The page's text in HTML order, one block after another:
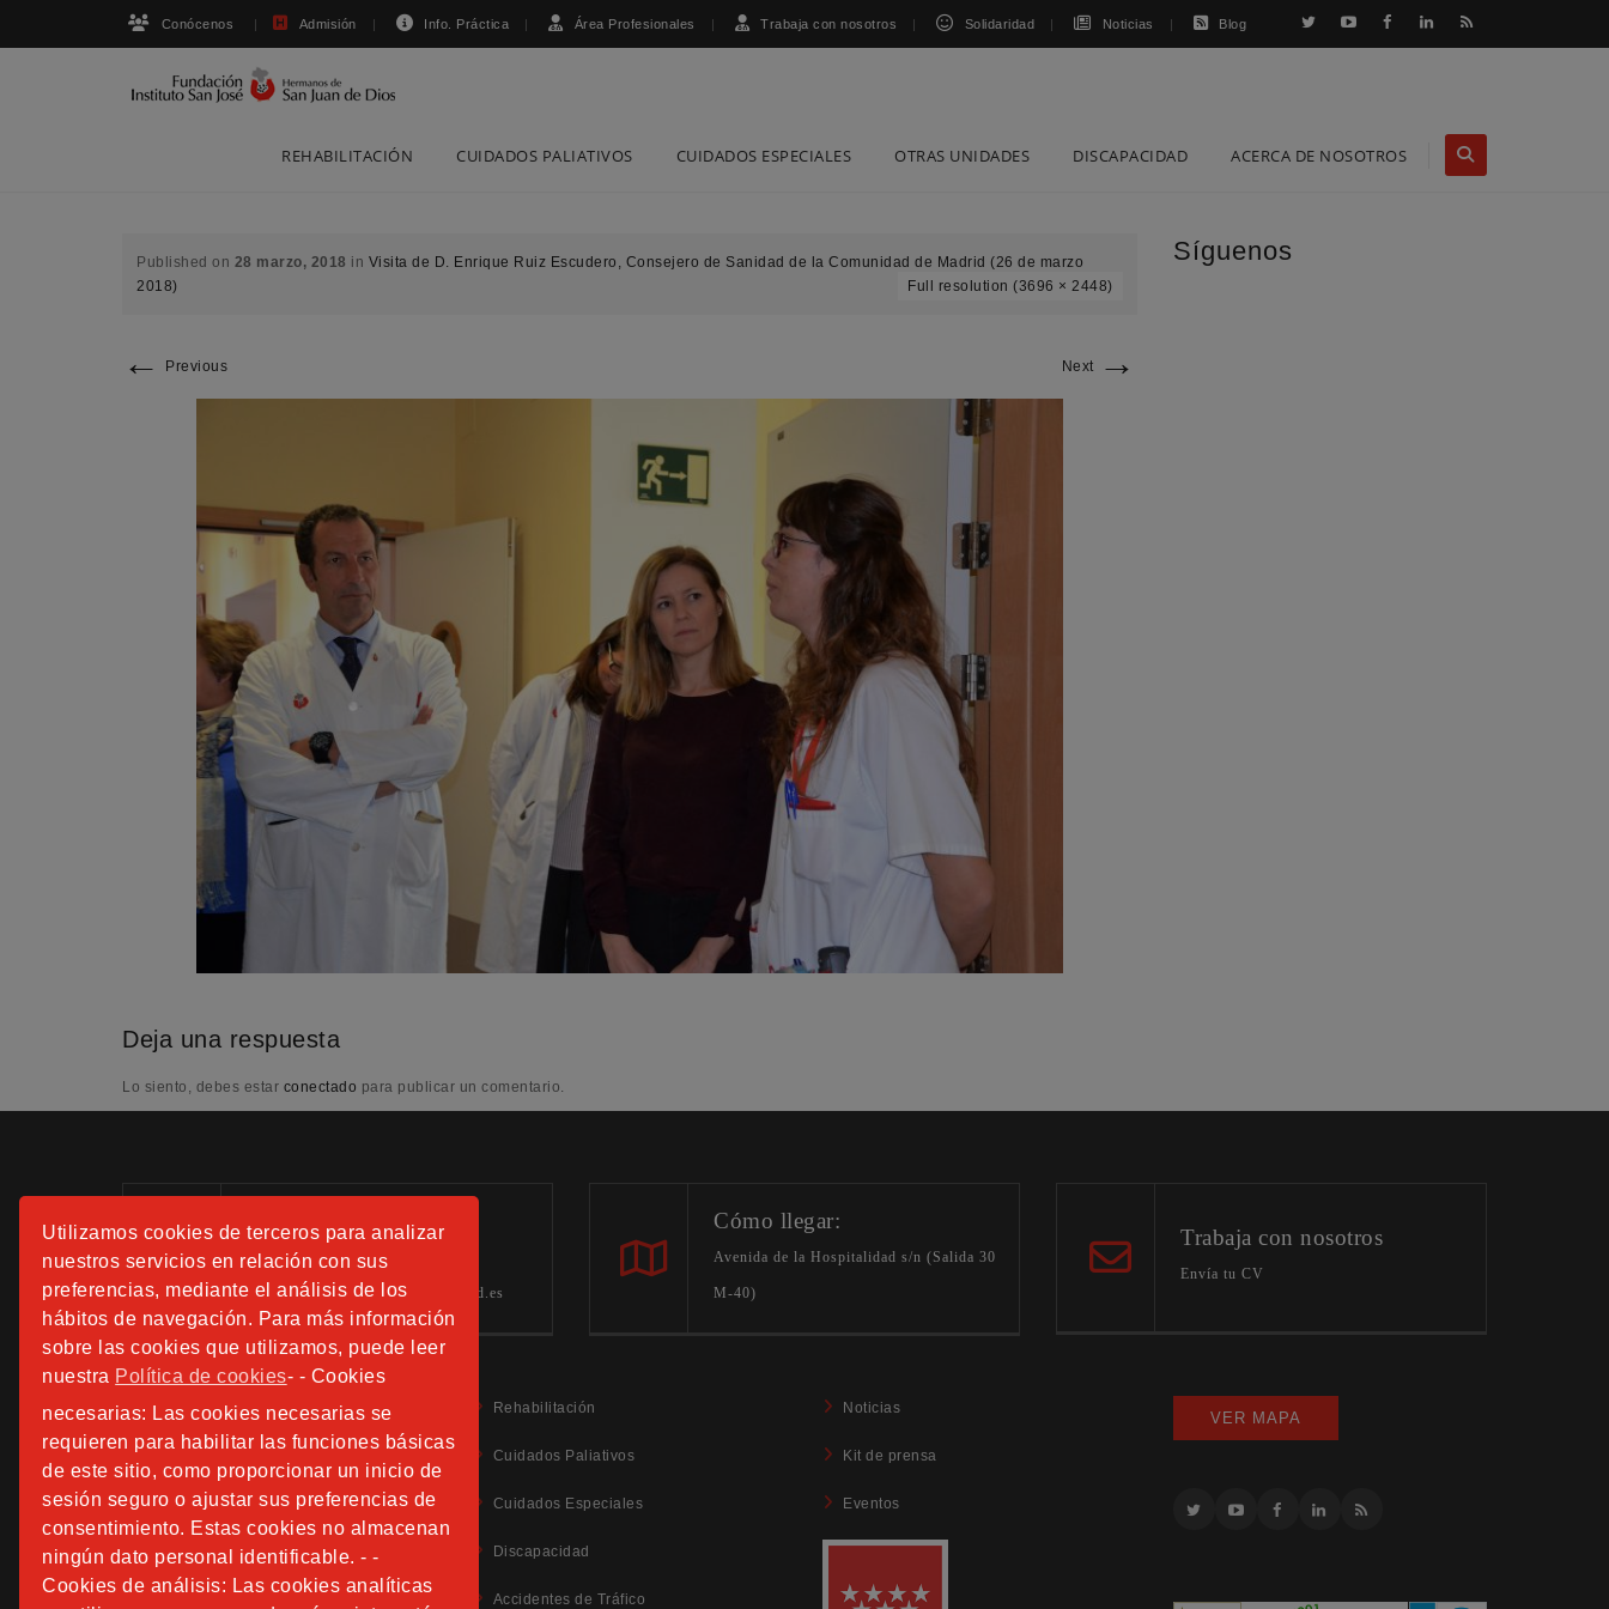
Utilizamos cookies de terceros para analizar
nuestros servicios en relación con sus
preferencias, mediante el análisis de los
hábitos de navegación. Para más información
sobre las cookies que utilizamos, puede leer
nuestra Política de cookies- - Cookies
necesarias: Las cookies necesarias se
requieren para habilitar las funciones básicas
de este sitio, como proporcionar un inicio de
sesión seguro o ajustar sus preferencias de
consentimiento. Estas cookies no almacenan
ningún dato personal identificable. - -
Cookies de análisis: Las cookies analíticas
Conócenos Admisión Info. Práctica Área Profesionales Trabaja con nosotros Solidaridad Noticias Blog
REHABILITACIÓN CUIDADOS PALIATIVOS CUIDADOS ESPECIALES OTRAS UNIDADES DISCAPACIDAD ACERCA DE NOSOTROS
Published on 28 marzo, 2018 in Visita de D. Enrique Ruiz Escudero, Consejero de Sanidad de la Comunidad de Madrid (26 de marzo
2018)
Full resolution (3696 × 2448)
← Previous Next →
Deja una respuesta
Lo siento, debes estar conectado para publicar un comentario.
Síguenos
Información:
Tels.: 91 508 01 40 -41-42
hospitalfundacionsanjose.info@sjd.es
Cómo llegar:
Avenida de la Hospitalidad s/n (Salida 30
M-40)
Trabaja con nosotros
Envía tu CV
Aviso Legal
Política de Privacidad
Política de Cookies
Información Adicional Protección de Datos
Rehabilitación
Cuidados Paliativos
Cuidados Especiales
Discapacidad
Accidentes de Tráfico
Noticias
Kit de prensa
Eventos
VER MAPA